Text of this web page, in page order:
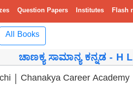
Question Papers Institutes Flash
All Books
ಚಾಣಕ್ಯ ಸಾಮಾನ್ಯ ಕನ್ನಡ - H
| Chanakya Career